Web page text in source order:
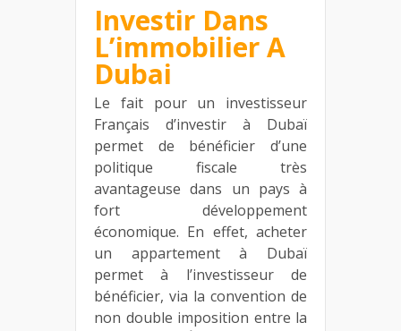
Investir Dans
L’immobilier A
Dubai
Le fait pour un investisseur
Français d’investir à Dubaï
permet de bénéficier d’une
politique fiscale très
avantageuse dans un pays à
fort développement
économique. En effet, acheter
un appartement à Dubaï
permet à l’investisseur de
bénéficier, via la convention de
non double imposition entre la